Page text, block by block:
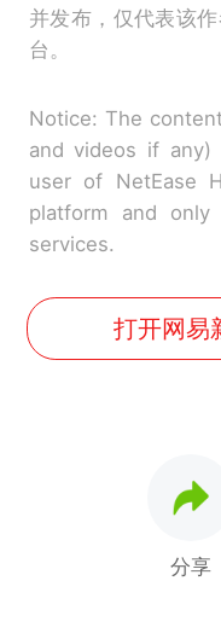
并发布，仅代表该
台。
Notice: The
and videos if
user of NetEase
platform and only
services.
打开网易
分享